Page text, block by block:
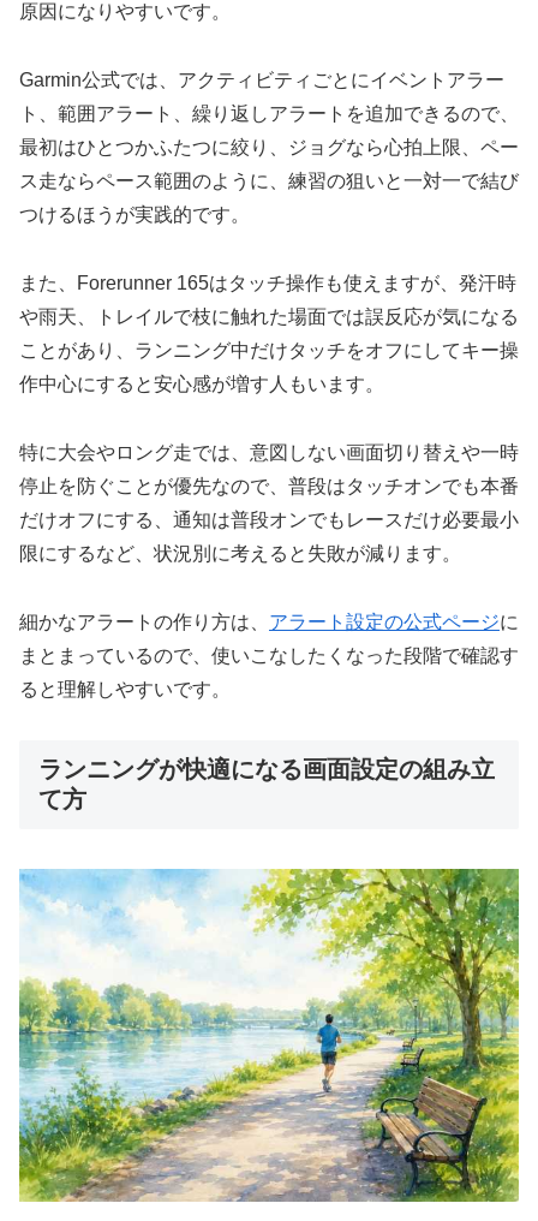
原因になりやすいです。
Garmin公式では、アクティビティごとにイベントアラー
ト、範囲アラート、繰り返しアラートを追加できるので、
最初はひとつかふたつに絞り、ジョグなら心拍上限、ペー
ス走ならペース範囲のように、練習の狙いと一対一で結び
つけるほうが実践的です。
また、Forerunner 165はタッチ操作も使えますが、発汗時
や雨天、トレイルで枝に触れた場面では誤反応が気になる
ことがあり、ランニング中だけタッチをオフにしてキー操
作中心にすると安心感が増す人もいます。
特に大会やロング走では、意図しない画面切り替えや一時
停止を防ぐことが優先なので、普段はタッチオンでも本番
だけオフにする、通知は普段オンでもレースだけ必要最小
限にするなど、状況別に考えると失敗が減ります。
細かなアラートの作り方は、 アラート設定の公式ページに
まとまっているので、使いこなしたくなった段階で確認す
ると理解しやすいです。
ランニングが快適になる画面設定の組み立
て方